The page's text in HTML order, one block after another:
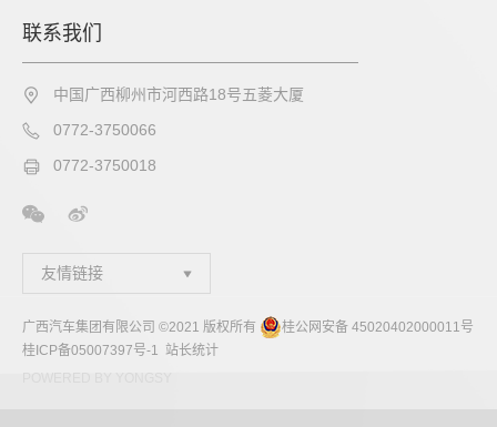
联系我们
中国广西柳州市河西路18号五菱大厦
0772-3750066
0772-3750018
友情链接
广西汽车集团有限公司 ©2021 版权所有
桂公网安备 45020402000011号
桂ICP备05007397号-1
站长统计